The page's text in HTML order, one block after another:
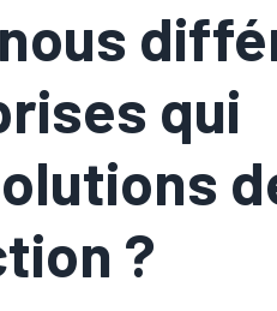
qui
?